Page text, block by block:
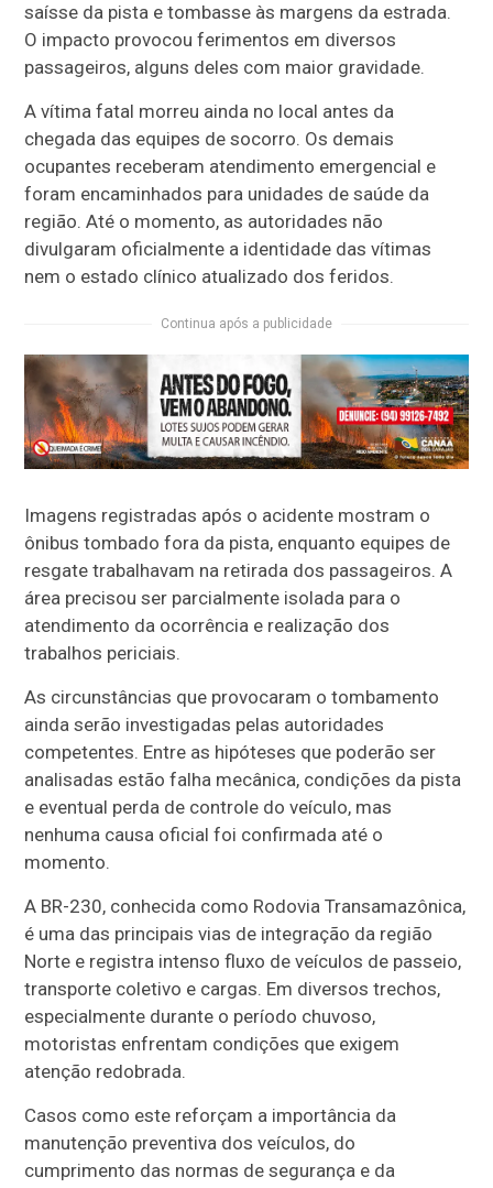
saísse da pista e tombasse às margens da estrada.
O impacto provocou ferimentos em diversos
passageiros, alguns deles com maior gravidade.
A vítima fatal morreu ainda no local antes da
chegada das equipes de socorro. Os demais
ocupantes receberam atendimento emergencial e
foram encaminhados para unidades de saúde da
região. Até o momento, as autoridades não
divulgaram oficialmente a identidade das vítimas
nem o estado clínico atualizado dos feridos.
Continua após a publicidade
Imagens registradas após o acidente mostram o
ônibus tombado fora da pista, enquanto equipes de
resgate trabalhavam na retirada dos passageiros. A
área precisou ser parcialmente isolada para o
atendimento da ocorrência e realização dos
trabalhos periciais.
As circunstâncias que provocaram o tombamento
ainda serão investigadas pelas autoridades
competentes. Entre as hipóteses que poderão ser
analisadas estão falha mecânica, condições da pista
e eventual perda de controle do veículo, mas
nenhuma causa oficial foi confirmada até o
momento.
A BR-230, conhecida como Rodovia Transamazônica,
é uma das principais vias de integração da região
Norte e registra intenso fluxo de veículos de passeio,
transporte coletivo e cargas. Em diversos trechos,
especialmente durante o período chuvoso,
motoristas enfrentam condições que exigem
atenção redobrada.
Casos como este reforçam a importância da
manutenção preventiva dos veículos, do
cumprimento das normas de segurança e da